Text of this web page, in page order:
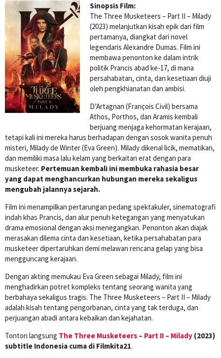
Sinopsis Film:
The Three Musketeers – Part II – Milady
(2023) melanjutkan kisah epik dari film
pertamanya, diangkat dari novel
legendaris Alexandre Dumas. Film ini
membawa penonton ke dalam intrik
politik Prancis abad ke-17, di mana
persahabatan, cinta, dan kesetiaan diuji
oleh pengkhianatan dan ambisi.
D’Artagnan (François Civil) bersama
Athos, Porthos, dan Aramis kembali
berjuang menjaga kehormatan kerajaan,
tetapi kali ini mereka harus berhadapan dengan sosok wanita penuh
misteri, Milady de Winter (Eva Green). Milady dikenal licik, mematikan,
dan memiliki masa lalu kelam yang berkaitan erat dengan para
musketeer. Pertemuan kembali ini membuka rahasia besar
yang dapat menghancurkan hubungan mereka sekaligus
mengubah jalannya sejarah.
Film ini menampilkan pertarungan pedang spektakuler, sinematografi
indah khas Prancis, dan alur penuh ketegangan yang menyatukan
drama emosional dengan aksi menegangkan. Penonton akan diajak
merasakan dilema cinta dan kesetiaan, ketika persahabatan para
musketeer dipertaruhkan demi melawan rencana gelap yang bisa
mengguncang kerajaan.
Dengan akting memukau Eva Green sebagai Milady, film ini
menghadirkan potret kompleks tentang seorang wanita yang
berbahaya sekaligus tragis. The Three Musketeers – Part II – Milady
adalah kisah tentang pengorbanan, cinta yang tak terduga, dan
perjuangan abadi antara kebaikan dan kejahatan.
Tonton langsung The Three Musketeers – Part II – Milady (2023)
subtitle Indonesia cuma di Filmkita21.